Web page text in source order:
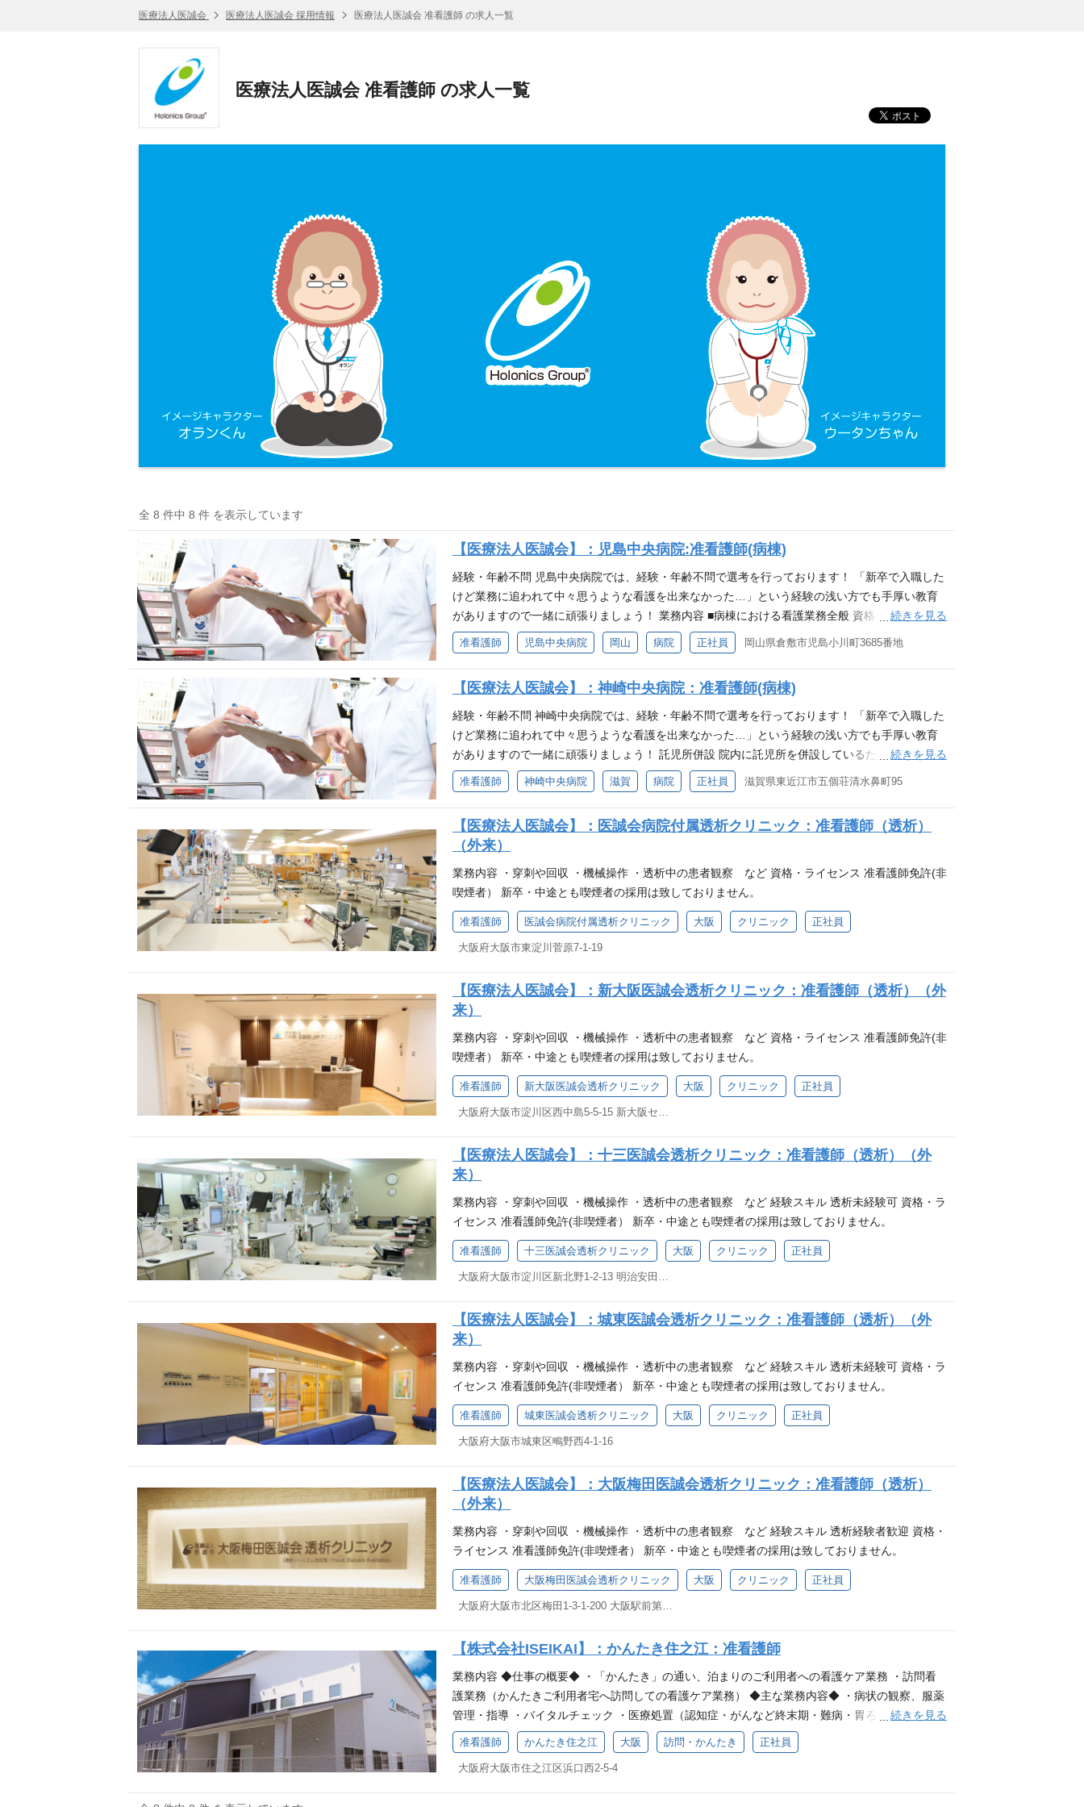
医療法人医誠会 医療法人医誠会 採用情報 医療法人医誠会 准看護師 の求人一覧
医療法人医誠会 准看護師 の求人一覧
全 8 件中 8 件 を表示しています
【医療法人医誠会】：児島中央病院:准看護師(病棟)
経験・年齢不問 児島中央病院では、経験・年齢不問で選考を行っております！ 「新卒で入職した
けど業務に追われて中々思うような看護を出来なかった…」という経験の浅い方でも手厚い教育
がありますので一緒に頑張りましょう！ 業務内容 ■病棟における看護業務全般 資格・ライセンス
准看護師免許(非喫煙者） 新卒・中途とも喫煙者の採用は致しておりません。
続きを見る
准看護師 児島中央病院 岡山 病院 正社員 岡山県倉敷市児島小川町3685番地
【医療法人医誠会】：神崎中央病院：准看護師(病棟)
経験・年齢不問 神崎中央病院では、経験・年齢不問で選考を行っております！ 「新卒で入職した
けど業務に追われて中々思うような看護を出来なかった…」という経験の浅い方でも手厚い教育
がありますので一緒に頑張りましょう！ 託児所併設 院内に託児所を併設しているためお子さまが
いらっしゃる看護師も安心して働いております。 育休・産休も取得しやすい環境で、時短勤務制
度もございますので将来を見据えたご応募もお待ちしております！ ・0～2歳まで可能 環境整備に
ついて 業務の移管・自動化を積極的に行い、看護師業務の負担軽減を図っています。 ① ケアス
タッフの配置 介護業務はケアスタッフに任せています（おむつ交換・入浴介助・食事介助など）
またコメディカルの職員にも業務を分担し、看護業務の負担軽減を図っています ※看護師の判断
が必要な場合を除く ②とろみサーバーの導入 飲み物のとろみを自動でできる装置 面倒だった手
作業でのとろみ付けを自動化 ③自動寝返りベッドやマットレスの導入 体位変換を自動で行えます
ので体力的な負担はほとんどありません ④インカムの導入 情報共有や、看護師の呼び出しなどが
瞬時にできますので、 不要な看護ステーションの往復もなくなります 資格・ライセンス 准看護
師免許(非喫煙者） 新卒・中途とも喫煙者の採用は致しておりません。
続きを見る
准看護師 神崎中央病院 滋賀 病院 正社員 滋賀県東近江市五個荘清水鼻町95
【医療法人医誠会】：医誠会病院付属透析クリニック：准看護師（透析）
（外来）
業務内容 ・穿刺や回収 ・機械操作 ・透析中の患者観察 など 資格・ライセンス 准看護師免許(非
喫煙者） 新卒・中途とも喫煙者の採用は致しておりません。
准看護師 医誠会病院付属透析クリニック 大阪 クリニック 正社員
大阪府大阪市東淀川菅原7-1-19
【医療法人医誠会】：新大阪医誠会透析クリニック：准看護師（透析）（外
来）
業務内容 ・穿刺や回収 ・機械操作 ・透析中の患者観察 など 資格・ライセンス 准看護師免許(非
喫煙者） 新卒・中途とも喫煙者の採用は致しておりません。
准看護師 新大阪医誠会透析クリニック 大阪 クリニック 正社員
大阪府大阪市淀川区西中島5-5-15 新大阪セントラルタワー8階
【医療法人医誠会】：十三医誠会透析クリニック：准看護師（透析）（外
来）
業務内容 ・穿刺や回収 ・機械操作 ・透析中の患者観察 など 経験スキル 透析未経験可 資格・ラ
イセンス 准看護師免許(非喫煙者） 新卒・中途とも喫煙者の採用は致しておりません。
准看護師 十三医誠会透析クリニック 大阪 クリニック 正社員
大阪府大阪市淀川区新北野1-2-13 明治安田生命十三ビル7Ｆ
【医療法人医誠会】：城東医誠会透析クリニック：准看護師（透析）（外
来）
業務内容 ・穿刺や回収 ・機械操作 ・透析中の患者観察 など 経験スキル 透析未経験可 資格・ラ
イセンス 准看護師免許(非喫煙者） 新卒・中途とも喫煙者の採用は致しておりません。
准看護師 城東医誠会透析クリニック 大阪 クリニック 正社員
大阪府大阪市城東区鴫野西4-1-16
【医療法人医誠会】：大阪梅田医誠会透析クリニック：准看護師（透析）
（外来）
業務内容 ・穿刺や回収 ・機械操作 ・透析中の患者観察 など 経験スキル 透析経験者歓迎 資格・
ライセンス 准看護師免許(非喫煙者） 新卒・中途とも喫煙者の採用は致しておりません。
准看護師 大阪梅田医誠会透析クリニック 大阪 クリニック 正社員
大阪府大阪市北区梅田1-3-1-200 大阪駅前第1ビル2F
【株式会社ISEIKAI】：かんたき住之江：准看護師
業務内容 ◆仕事の概要◆ ・「かんたき」の通い、泊まりのご利用者への看護ケア業務 ・訪問看
護業務（かんたきご利用者宅へ訪問しての看護ケア業務） ◆主な業務内容◆ ・病状の観察、服薬
管理・指導 ・バイタルチェック ・医療処置（認知症・がんなど終末期・難病・胃ろう・吸引・人
工肛門・バルーンカテーテル・インスリン注射・人工呼吸器・在宅酸素・床ずれ・中心静脈栄養
管理・看取りなど） ・入浴介助・オムツ交換・排泄介助・移動介助など ・点眼・塗薬・貼薬 ・
褥瘡処置・創傷処理など ◆◆特設サイトもぜひご覧ください◆◆ http://recruit.nursing-hc.co.jp/
資格・ライセンス 准看護師免許 ※新卒・中途とも喫煙者の採用は致しておりません。 経験スキ
続きを見る
准看護師 かんたき住之江 大阪 訪問・かんたき 正社員
大阪府大阪市住之江区浜口西2-5-4